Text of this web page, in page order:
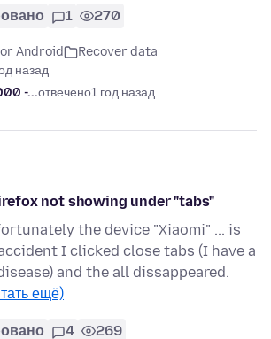
1 270
Android
Recover data
назад
-...отвечено1 год назад
not showing under "tabs"
the device "Xiaomi" ... is
I clicked close tabs (I have a
and the all dissappeared.
ещё)
4 269